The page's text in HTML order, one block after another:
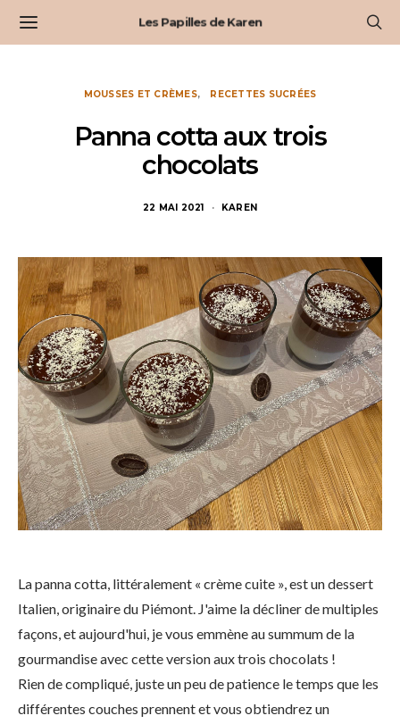
Les Papilles de Karen
MOUSSES ET CRÈMES RECETTES SUCRÉES
Panna cotta aux trois
chocolats
22 MAI 2021 KAREN
La panna cotta, littéralement « crème cuite », est un dessert
Italien, originaire du Piémont. J'aime la décliner de multiples
façons, et aujourd'hui, je vous emmène au summum de la
gourmandise avec cette version aux trois chocolats !
Rien de compliqué, juste un peu de patience le temps que les
différentes couches prennent et vous obtiendrez un